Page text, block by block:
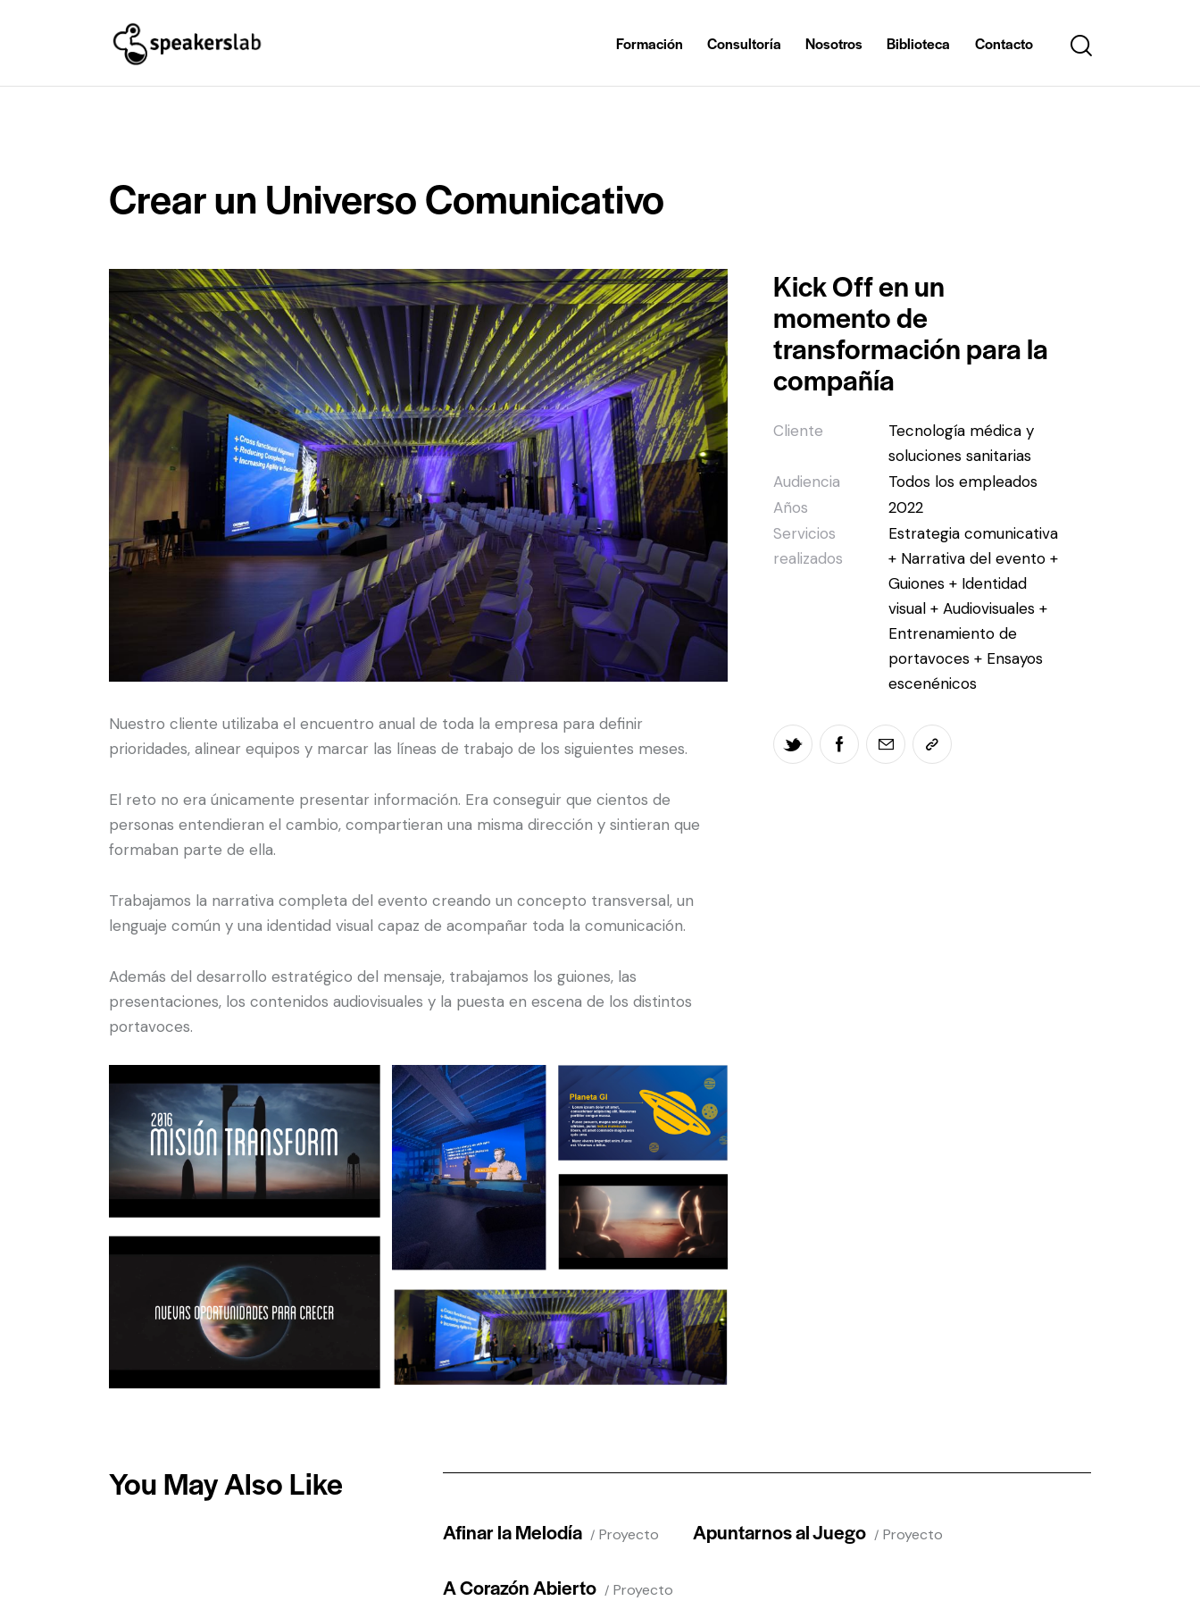
Formación Consultoría Nosotros Biblioteca Contacto
Crear un Universo Comunicativo
Nuestro cliente utilizaba el encuentro anual de toda la empresa para definir
prioridades, alinear equipos y marcar las líneas de trabajo de los siguientes meses.
El reto no era únicamente presentar información. Era conseguir que cientos de
personas entendieran el cambio, compartieran una misma dirección y sintieran que
formaban parte de ella.
Trabajamos la narrativa completa del evento creando un concepto transversal, un
lenguaje común y una identidad visual capaz de acompañar toda la comunicación.
Además del desarrollo estratégico del mensaje, trabajamos los guiones, las
presentaciones, los contenidos audiovisuales y la puesta en escena de los distintos
portavoces.
Kick Off en un
momento de
transformación para la
compañía
Cliente
Tecnología médica y
soluciones sanitarias
Audiencia
Todos los empleados
Años
2022
Servicios
realizados
Estrategia comunicativa
+ Narrativa del evento +
Guiones + Identidad
visual + Audiovisuales +
Entrenamiento de
portavoces + Ensayos
escenénicos
You May Also Like
Proyecto
Afinar la Melodía Proyecto
Apuntarnos al Juego
Proyecto
A Corazón Abierto